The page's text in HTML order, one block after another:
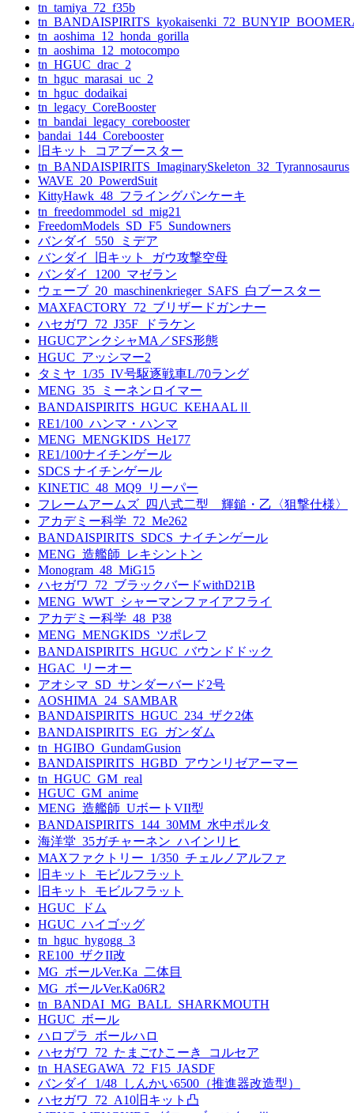
tn_tamiya_72_f35b
tn_aoshima_12_honda_gorilla
tn_aoshima_12_motocompo
tn_HGUC_drac_2
tn_hguc_marasai_uc_2
tn_hguc_dodaikai
tn_legacy_CoreBooster
tn_bandai_legacy_corebooster
bandai_144_Corebooster
旧キット_コアブースター
tn_BANDAISPIRITS_ImaginarySkeleton_32_Tyrannosaurus
WAVE_20_PowerdSuit
KittyHawk_48_フライングパンケーキ
tn_freedommodel_sd_mig21
FreedomModels_SD_F5_Sundowners
バンダイ_550_ミデア
バンダイ_旧キット_ガウ攻撃空母
バンダイ_1200_マゼラン
ウェーブ_20_maschinenkrieger_SAFS_白ブースター
MAXFACTORY_72_ブリザードガンナー
ハセガワ_72_J35F_ドラケン
HGUCアンクシャMA／SFS形態
HGUC_アッシマー2
タミヤ_1/35_IV号駆逐戦車L/70ラング
MENG_35_ミーネンロイマー
BANDAISPIRITS_HGUC_KEHAALⅡ
RE1/100_ハンマ・ハンマ
MENG_MENGKIDS_He177
RE1/100ナイチンゲール
SDCS ナイチンゲール
KINETIC_48_MQ9_リーパー
フレームアームズ_四八式二型 輝鎚・乙〈狙撃仕様〉
アカデミー科学_72_Me262
BANDAISPIRITS_SDCS_ナイチンゲール
MENG_造艦師_レキシントン
Monogram_48_MiG15
ハセガワ_72_ブラックバードwithD21B
MENG_WWT_シャーマンファイアフライ
アカデミー科学_48_P38
MENG_MENGKIDS_ツポレフ
BANDAISPIRITS_HGUC_バウンドドック
HGAC_リーオー
アオシマ_SD_サンダーバード2号
AOSHIMA_24_SAMBAR
BANDAISPIRITS_HGUC_234_ザク2体
BANDAISPIRITS_EG_ガンダム
tn_HGIBO_GundamGusion
BANDAISPIRITS_HGBD_アウンリゼアーマー
tn_HGUC_GM_real
HGUC_GM_anime
MENG_造艦師_UボートVII型
BANDAISPIRITS_144_30MM_水中ポルタ
海洋堂_35ガチャーネン_ハインリヒ
MAXファクトリー_1/350_チェルノアルファ
旧キット_モビルフラット
旧キット_モビルフラット
HGUC_ドム
HGUC_ハイゴッグ
tn_hguc_hygogg_3
RE100_ザクII改
MG_ボールVer.Ka_二体目
MG_ボールVer.Ka06R2
tn_BANDAI_MG_BALL_SHARKMOUTH
HGUC_ボール
ハロプラ_ボールハロ
ハセガワ_72_たまごひこーき_コルセア
tn_HASEGAWA_72_F15_JASDF
バンダイ_1/48_しんかい6500（推進器改造型）
ハセガワ_72_A10旧キット凸